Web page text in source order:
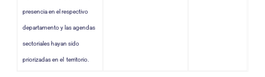
presencia en el respectivo
departamento y las agendas
sectoriales hayan sido
priorizadas en el territorio.